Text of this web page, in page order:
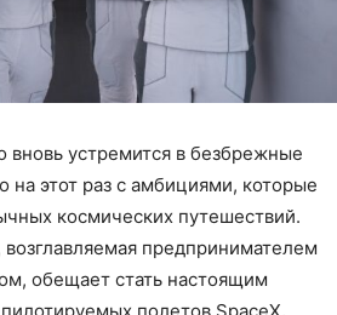
вновь устремится в безбрежные
на этот раз с амбициями, которые
космических путешествий.
предпринимателем
обещает стать настоящим